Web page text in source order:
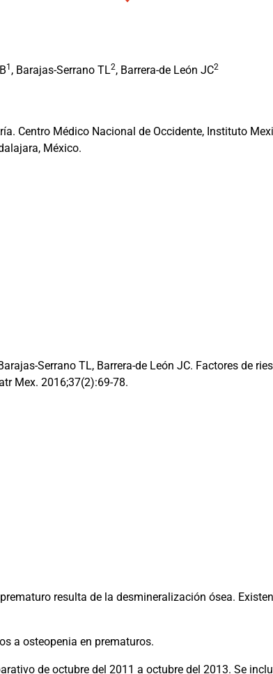
1 , Barajas-Serrano TL2, Barrera-de León JC2
Centro Médico Nacional de Occidente, Instituto
México.
Serrano TL, Barrera-de León JC. Factores de
Mex. 2016;37(2):69-78.
resulta de la desmineralización ósea.
a osteopenia en prematuros.
de octubre del 2011 a octubre del 2013. Se